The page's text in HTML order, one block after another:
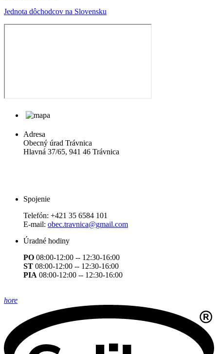
Jednota dôchodcov na Slovensku
Adresa
Obecný úrad Trávnica
Hlavná 37/65, 941 46 Trávnica
Spojenie
Telefón: +421 35 6584 101
E-mail: obec.travnica@gmail.com
Úradné hodiny
PO 08:00-12:00 -- 12:30-16:00
ST 08:00-12:00 -- 12:30-16:00
PIA 08:00-12:00 -- 12:30-16:00
hore